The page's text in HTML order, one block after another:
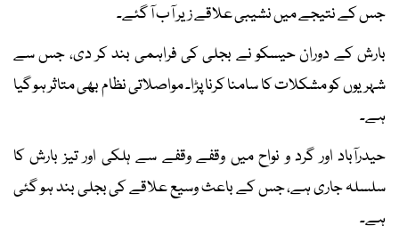
جس کے نتیجے میں نشیبی علاقے زیر آب آ گئے۔
بارش کے دوران حیسکو نے بجلی کی فراہمی بند کر دی، جس سے
شہریوں کو مشکلات کا سامنا کرنا پڑا۔ مواصلاتی نظام بھی متاثر ہو گیا
ہے۔
حیدرآباد اور گرد و نواح میں وقفے وقفے سے ہلکی اور تیز بارش کا
سلسلہ جاری ہے، جس کے باعث وسیع علاقے کی بجلی بند ہو گئی
ہے۔